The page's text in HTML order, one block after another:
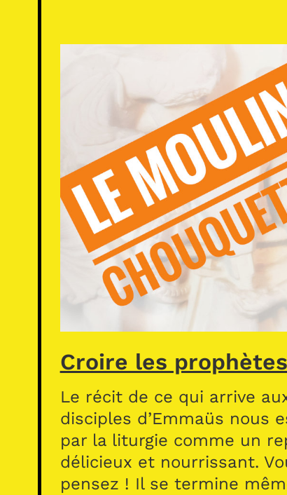
Croire les prophètes
Le récit de ce qui arrive
disciples d’Emmaüs nous
par la liturgie comme un
délicieux et nourrissant.
pensez ! Il se termine